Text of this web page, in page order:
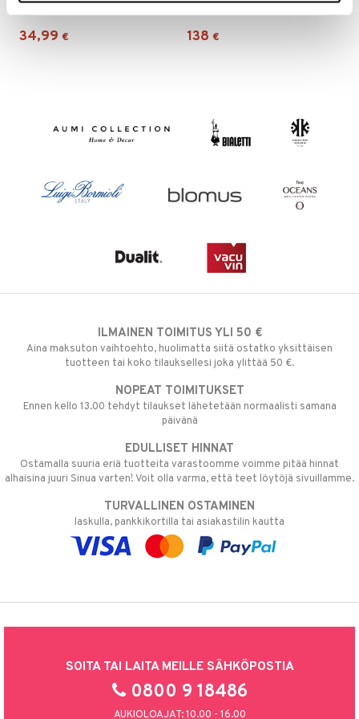
ALESSI
34,99 €
ALESSI
138 €
ILMAINEN TOIMITUS YLI 50 €
Aina maksuton vaihtoehto, huolimatta siitä ostatko yksittäisen
tuotteen tai koko tilauksellesi joka ylittää 50 €.
NOPEAT TOIMITUKSET
Ennen kello 13.00 tehdyt tilaukset lähetetään normaalisti samana
päivänä
EDULLISET HINNAT
Ostamalla suuria eriä tuotteita varastoomme voimme pitää hinnat
alhaisina juuri Sinua varten! Voit olla varma, että teet löytöjä sivuillamme.
TURVALLINEN OSTAMINEN
laskulla, pankkikortilla tai asiakastilin kautta
SOITA TAI LAITA MEILLE SÄHKÖPOSTIA
0800 9 18486
AUKIOLOAJAT: 10.00 - 16.00